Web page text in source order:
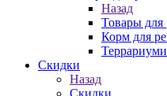
Назад
Товары для
Корм для
Скидки
Назад
Скидки